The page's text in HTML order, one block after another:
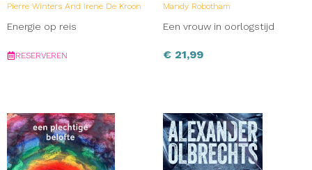
Pierre Winters And Irene De Kroon
Energie op reis
RESERVEREN
Mandy Robotham
Een vrouw in oorlogstijd
€ 21,99